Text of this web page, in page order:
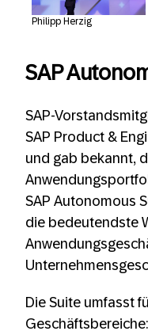
Philipp Herzig
SAP
SAP-
SAP Product &
und gab bekannt,
SAP Autonomous
die bedeutendste
Die Suite umfasst